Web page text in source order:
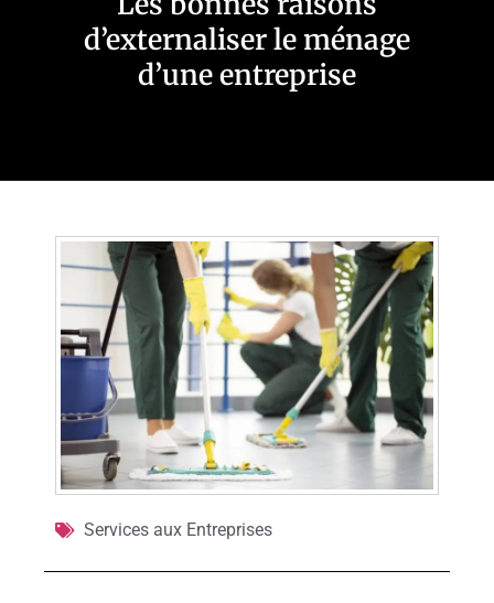
d’externaliser le ménage
d’une entreprise
Services aux Entreprises